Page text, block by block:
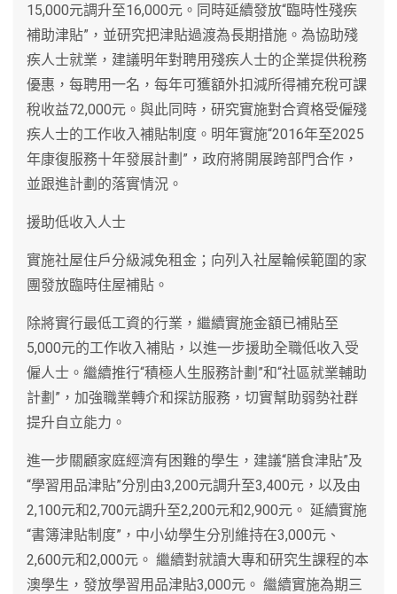
15,000元調升至16,000元。同時延續發放“臨時性殘疾
補助津貼”，並研究把津貼過渡為長期措施。為協助殘
疾人士就業，建議明年對聘用殘疾人士的企業提供稅務
優惠，每聘用一名，每年可獲額外扣減所得補充稅可課
稅收益72,000元。與此同時，研究實施對合資格受僱殘
疾人士的工作收入補貼制度。明年實施“2016年至2025
年康復服務十年發展計劃”，政府將開展跨部門合作，
並跟進計劃的落實情況。
援助低收入人士
實施社屋住戶分級減免租金；向列入社屋輪候範圍的家
團發放臨時住屋補貼。
除將實行最低工資的行業，繼續實施金額已補貼至
5,000元的工作收入補貼，以進一步援助全職低收入受
僱人士。繼續推行“積極人生服務計劃”和“社區就業輔助
計劃”，加強職業轉介和探訪服務，切實幫助弱勢社群
提升自立能力。
進一步關顧家庭經濟有困難的學生，建議“膳食津貼”及
“學習用品津貼”分別由3,200元調升至3,400元，以及由
2,100元和2,700元調升至2,200元和2,900元。 延續實施
“書簿津貼制度”，中小幼學生分別維持在3,000元、
2,600元和2,000元。 繼續對就讀大專和研究生課程的本
澳學生，發放學習用品津貼3,000元。 繼續實施為期三